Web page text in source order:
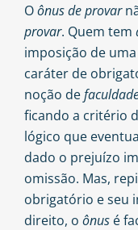
Oônus de provar
provar. Quem tem
imposição de
caráter de
noção de
ficando a critério
lógico que
dado o prejuízo
omissão. Mas,
obrigatório e seu
direito, o ônus é